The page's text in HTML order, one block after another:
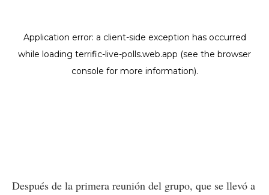
Después de la primera reunión del grupo, que se llevó a